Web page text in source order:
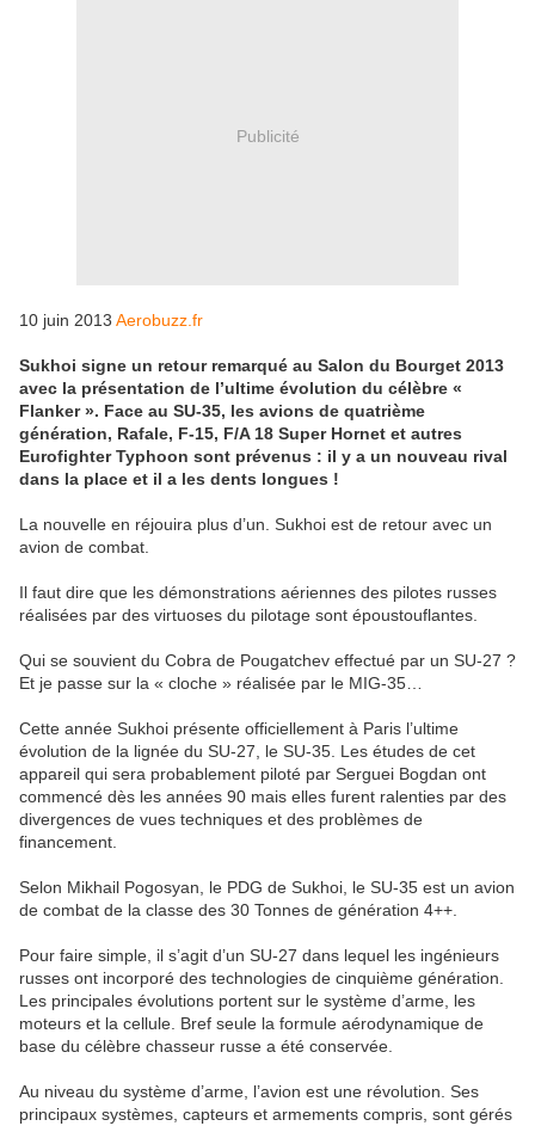
Publicité
10 juin 2013 Aerobuzz.fr
Sukhoi signe un retour remarqué au Salon du Bourget 2013
avec la présentation de l’ultime évolution du célèbre «
Flanker ». Face au SU-35, les avions de quatrième
génération, Rafale, F-15, F/A 18 Super Hornet et autres
Eurofighter Typhoon sont prévenus : il y a un nouveau rival
dans la place et il a les dents longues !
La nouvelle en réjouira plus d’un. Sukhoi est de retour avec un
avion de combat.
Il faut dire que les démonstrations aériennes des pilotes russes
réalisées par des virtuoses du pilotage sont époustouflantes.
Qui se souvient du Cobra de Pougatchev effectué par un SU-27 ?
Et je passe sur la « cloche » réalisée par le MIG-35…
Cette année Sukhoi présente officiellement à Paris l’ultime
évolution de la lignée du SU-27, le SU-35. Les études de cet
appareil qui sera probablement piloté par Serguei Bogdan ont
commencé dès les années 90 mais elles furent ralenties par des
divergences de vues techniques et des problèmes de
financement.
Selon Mikhail Pogosyan, le PDG de Sukhoi, le SU-35 est un avion
de combat de la classe des 30 Tonnes de génération 4++.
Pour faire simple, il s’agit d’un SU-27 dans lequel les ingénieurs
russes ont incorporé des technologies de cinquième génération.
Les principales évolutions portent sur le système d’arme, les
moteurs et la cellule. Bref seule la formule aérodynamique de
base du célèbre chasseur russe a été conservée.
Au niveau du système d’arme, l’avion est une révolution. Ses
principaux systèmes, capteurs et armements compris, sont gérés